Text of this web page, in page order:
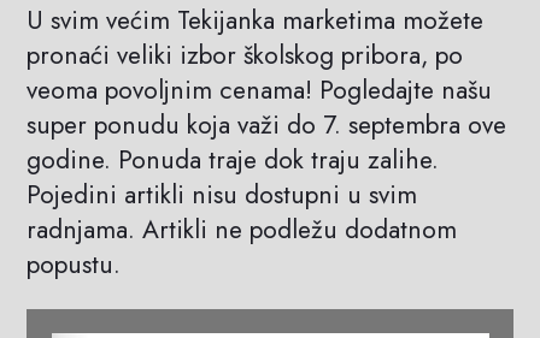
U svim većim Tekijanka marketima možete
pronaći veliki izbor školskog pribora, po
veoma povoljnim cenama! Pogledajte našu
super ponudu koja važi do 7. septembra ove
godine. Ponuda traje dok traju zalihe.
Pojedini artikli nisu dostupni u svim
radnjama. Artikli ne podležu dodatnom
popustu.